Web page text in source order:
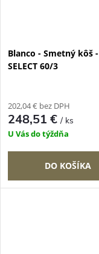
Blanco - Smetný kôš -
SELECT 60/3
202,04 € bez DPH
248,51 €/ ks
U Vás do týždňa
DO KOŠÍKA